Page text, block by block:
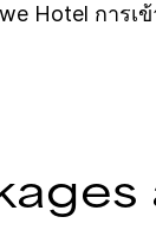
Hotel การเ